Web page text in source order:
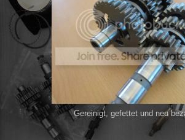
Gereinigt, gefettet und neu